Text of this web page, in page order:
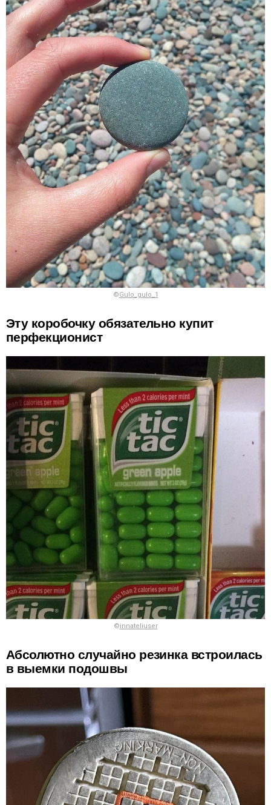
©Gulo_gulo_1
Эту коробочку обязательно купит
перфекционист
©innateliuser
Абсолютно случайно резинка встроилась
в выемки подошвы